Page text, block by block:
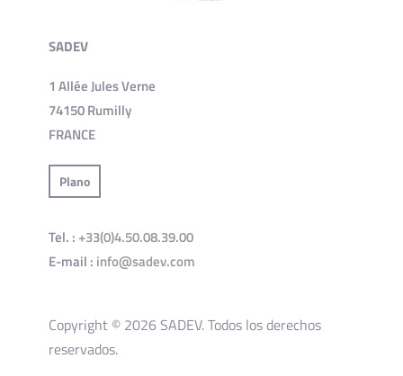
SADEV
1 Allée Jules Verne
74150 Rumilly
FRANCE
Plano
Tel. : +33(0)4.50.08.39.00
E-mail : info@sadev.com
Copyright © 2026 SADEV. Todos los derechos
reservados.